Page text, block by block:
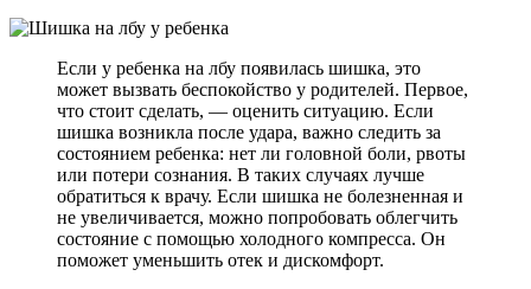
Если у ребенка на лбу появилась шишка, это
может вызвать беспокойство у родителей. Первое,
что стоит сделать, — оценить ситуацию. Если
шишка возникла после удара, важно следить за
состоянием ребенка: нет ли головной боли, рвоты
или потери сознания. В таких случаях лучше
обратиться к врачу. Если шишка не болезненная и
не увеличивается, можно попробовать облегчить
состояние с помощью холодного компресса. Он
поможет уменьшить отек и дискомфорт.